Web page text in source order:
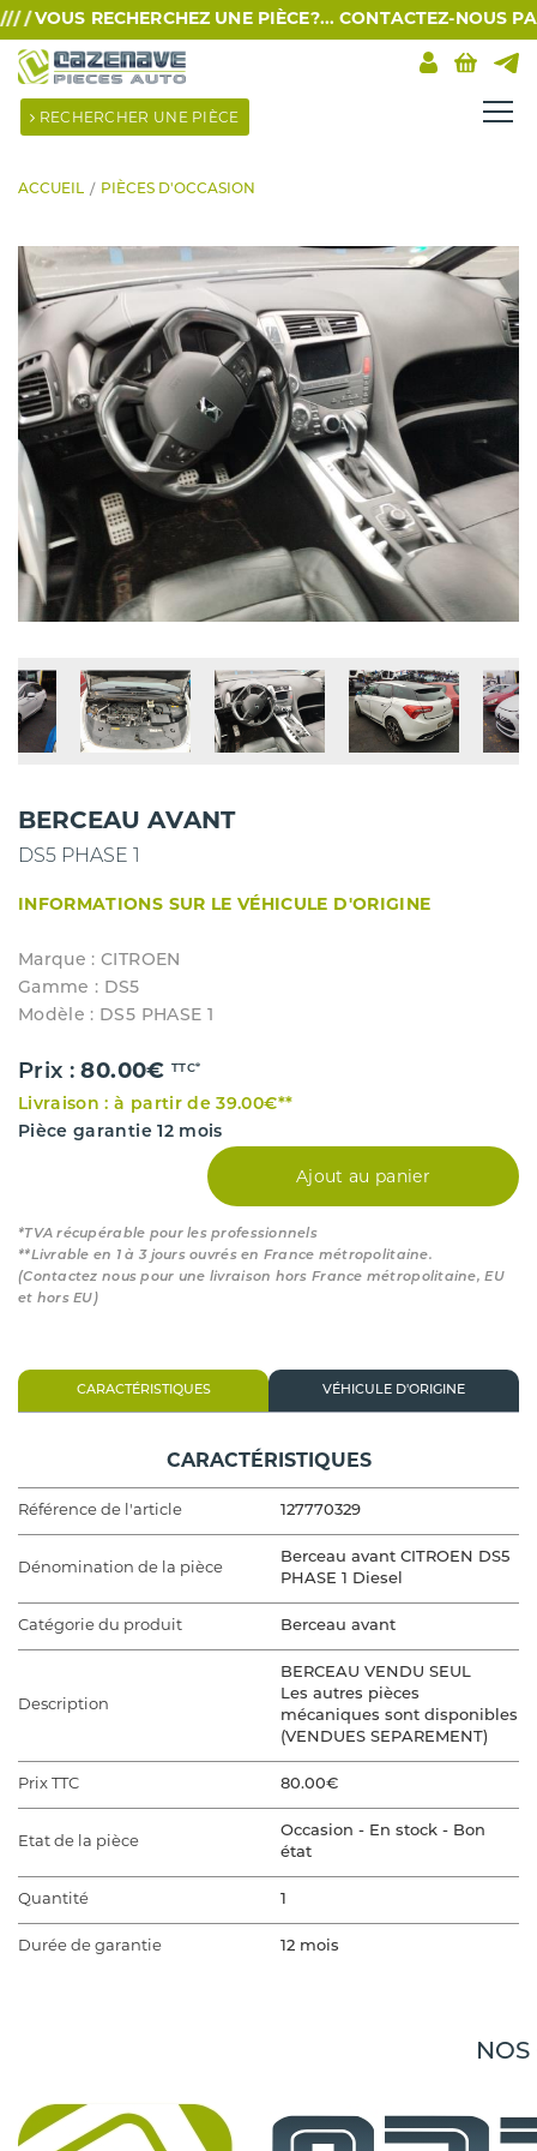
/ VOUS RECHERCHEZ UNE PIÈCE?... CONTACTEZ-NOUS
RECHERCHER UNE PIÈCE
ACCUEIL PIÈCES D'OCCASION
BERCEAU AVANT
DS5 PHASE 1
INFORMATIONS SUR LE VÉHICULE D'ORIGINE
Marque : CITROEN
Gamme : DS5
Modèle : DS5 PHASE 1
Prix :80.00€ TTC*
Livraison : à partir de 39.00€**
Pièce garantie 12 mois
Ajout au panier
*TVA récupérable pour les professionnels
**Livrable en 1 à 3 jours ouvrés en France métropolitaine.
(Contactez nous pour une livraison hors France métropolitaine, EU
et hors EU)
CARACTÉRISTIQUES VÉHICULE D'ORIGINE
CARACTÉRISTIQUES
Référence de l'article 127770329
Dénomination de la pièce
Berceau avant CITROEN DS5
PHASE 1 Diesel
Catégorie du produit Berceau avant
Description
BERCEAU VENDU SEUL
Les autres pièces
mécaniques sont disponibles
(VENDUES SEPAREMENT)
Prix TTC 80.00€
Etat de la pièce
Occasion - En stock - Bon
état
Quantité 1
Durée de garantie 12 mois
Modèle du véhicule DS5 PHASE 1
NOS